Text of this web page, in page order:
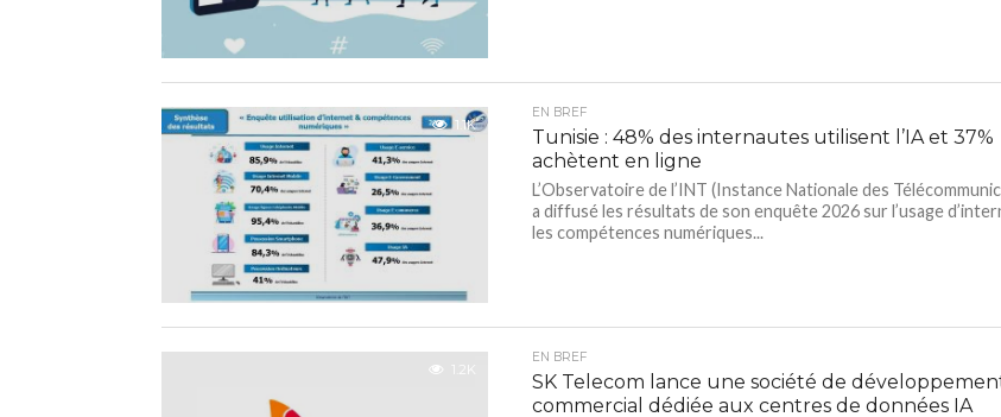
1.1K
EN BREF
Tunisie : 48% des internautes utilisent l’IA et 37%
achètent en ligne
L’Observatoire de l’INT (Instance Nationale des
a diffusé les résultats de son enquête 2026 sur l’usage
les compétences numériques...
1.2K
EN BREF
SK Telecom lance une société de
commercial dédiée aux centres de données IA